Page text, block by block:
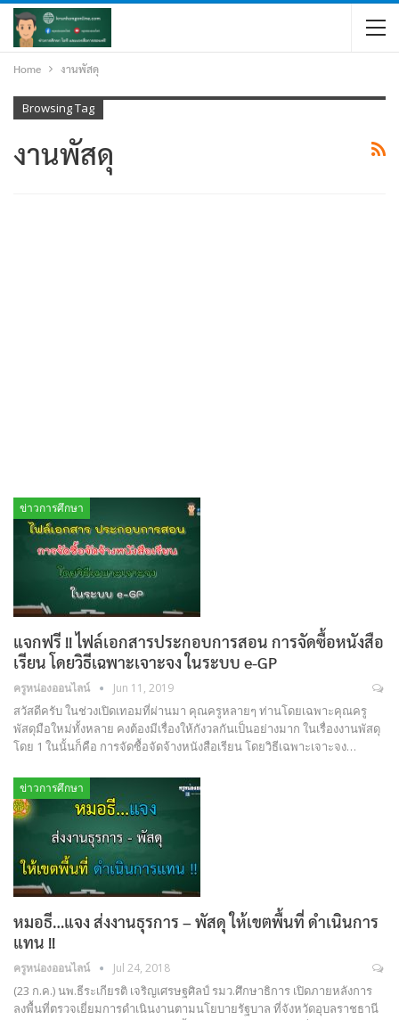
Home งานพัสดุ
Browsing Tag
งานพัสดุ
ข่าวการศึกษา
แจกฟรี !! ไฟล์เอกสารประกอบการสอน การจัดซื้อหนังสือ
เรียน โดยวิธีเฉพาะเจาะจง ในระบบ e-GP
ครูหน่องออนไลน์ Jun 11, 2019
สวัสดีครับ ในช่วงเปิดเทอมที่ผ่านมา คุณครูหลายๆ ท่านโดยเฉพาะคุณครู
พัสดุมือใหม่ทั้งหลาย คงต้องมีเรื่องให้กังวลกันเป็นอย่างมาก ในเรื่องงานพัสดุ
โดย 1 ในนั้นก็คือ การจัดซื้อจัดจ้างหนังสือเรียน โดยวิธีเฉพาะเจาะจง…
ข่าวการศึกษา
หมอธี…แจง ส่งงานธุรการ – พัสดุ ให้เขตพื้นที่ ดำเนินการ
แทน !!
ครูหน่องออนไลน์ Jul 24, 2018
(23 ก.ค.) นพ.ธีระเกียรติ เจริญเศรษฐศิลป์ รมว.ศึกษาธิการ เปิดภายหลังการ
ลงพื้นที่ตรวจเยี่ยมการดำเนินงานตามนโยบายรัฐบาล ที่จังหวัดอุบลราชธานี